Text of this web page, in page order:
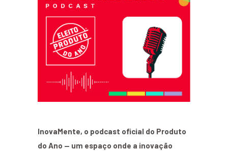
InovaMente, o podcast oficial do Produto
do Ano — um espaço onde a inovação